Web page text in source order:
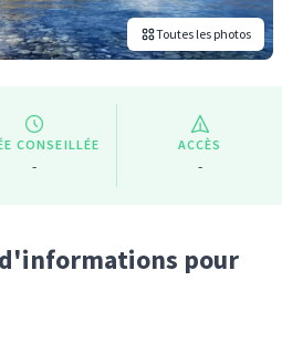
Toutes les photos
CONSEILLÉE
-
ACCÈS
-
pour